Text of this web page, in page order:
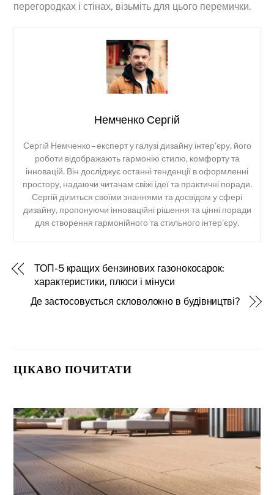
перегородках і стінах, візьміть для цього перемички.
Немченко Сергій
Сергій Немченко – експерт у галузі дизайну інтер’єру, його
роботи відображають гармонію стилю, комфорту та
інновацій. Він досліджує останні тенденції в оформленні
простору, надаючи читачам свіжі ідеї та практичні поради.
Сергій ділиться своїми знаннями та досвідом у сфері
дизайну, пропонуючи інноваційні рішення та цінні поради
для створення гармонійного та стильного інтер’єру.
ТОП-5 кращих бензинових газонокосарок:
характеристики, плюси і мінуси
Де застосовується скловолокно в будівництві?
ЦІКАВО ПОЧИТАТИ